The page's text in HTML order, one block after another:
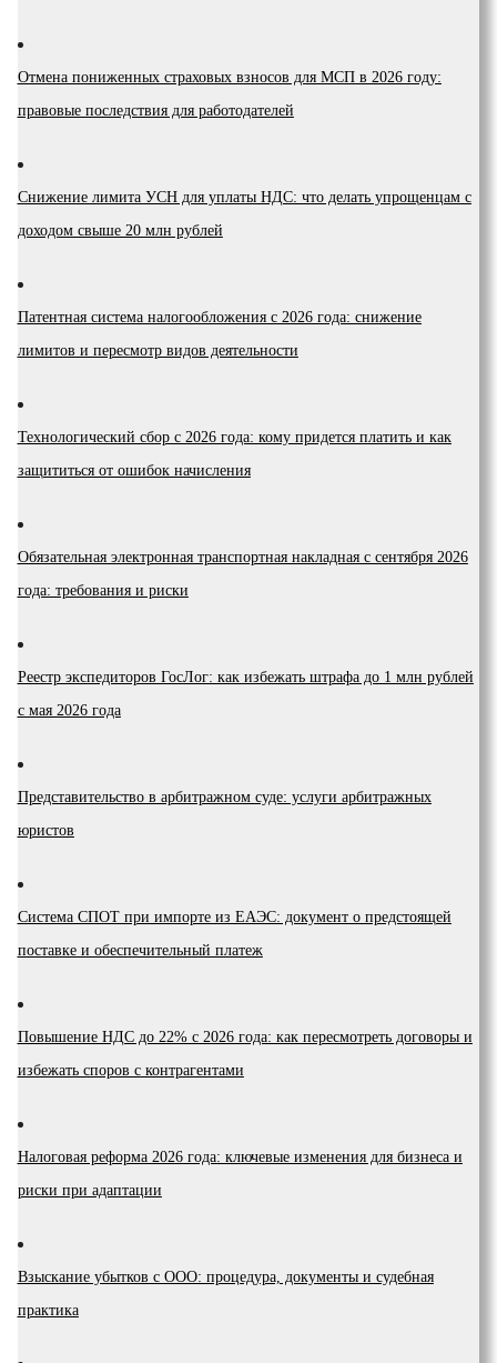
Отмена пониженных страховых взносов для МСП в 2026 году:
правовые последствия для работодателей
Снижение лимита УСН для уплаты НДС: что делать упрощенцам с
доходом свыше 20 млн рублей
Патентная система налогообложения с 2026 года: снижение
лимитов и пересмотр видов деятельности
Технологический сбор с 2026 года: кому придется платить и как
защититься от ошибок начисления
Обязательная электронная транспортная накладная с сентября 2026
года: требования и риски
Реестр экспедиторов ГосЛог: как избежать штрафа до 1 млн рублей
с мая 2026 года
Представительство в арбитражном суде: услуги арбитражных
юристов
Система СПОТ при импорте из ЕАЭС: документ о предстоящей
поставке и обеспечительный платеж
Повышение НДС до 22% с 2026 года: как пересмотреть договоры и
избежать споров с контрагентами
Налоговая реформа 2026 года: ключевые изменения для бизнеса и
риски при адаптации
Взыскание убытков с ООО: процедура, документы и судебная
практика